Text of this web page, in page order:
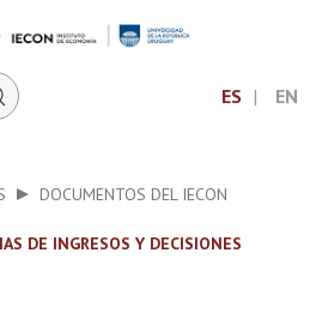
ES EN
DOCUMENTOS DEL IECON
DE INGRESOS Y DECISIONES